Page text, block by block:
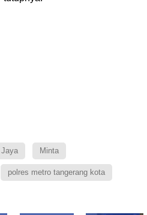
Jaya Minta
polres metro tangerang kota